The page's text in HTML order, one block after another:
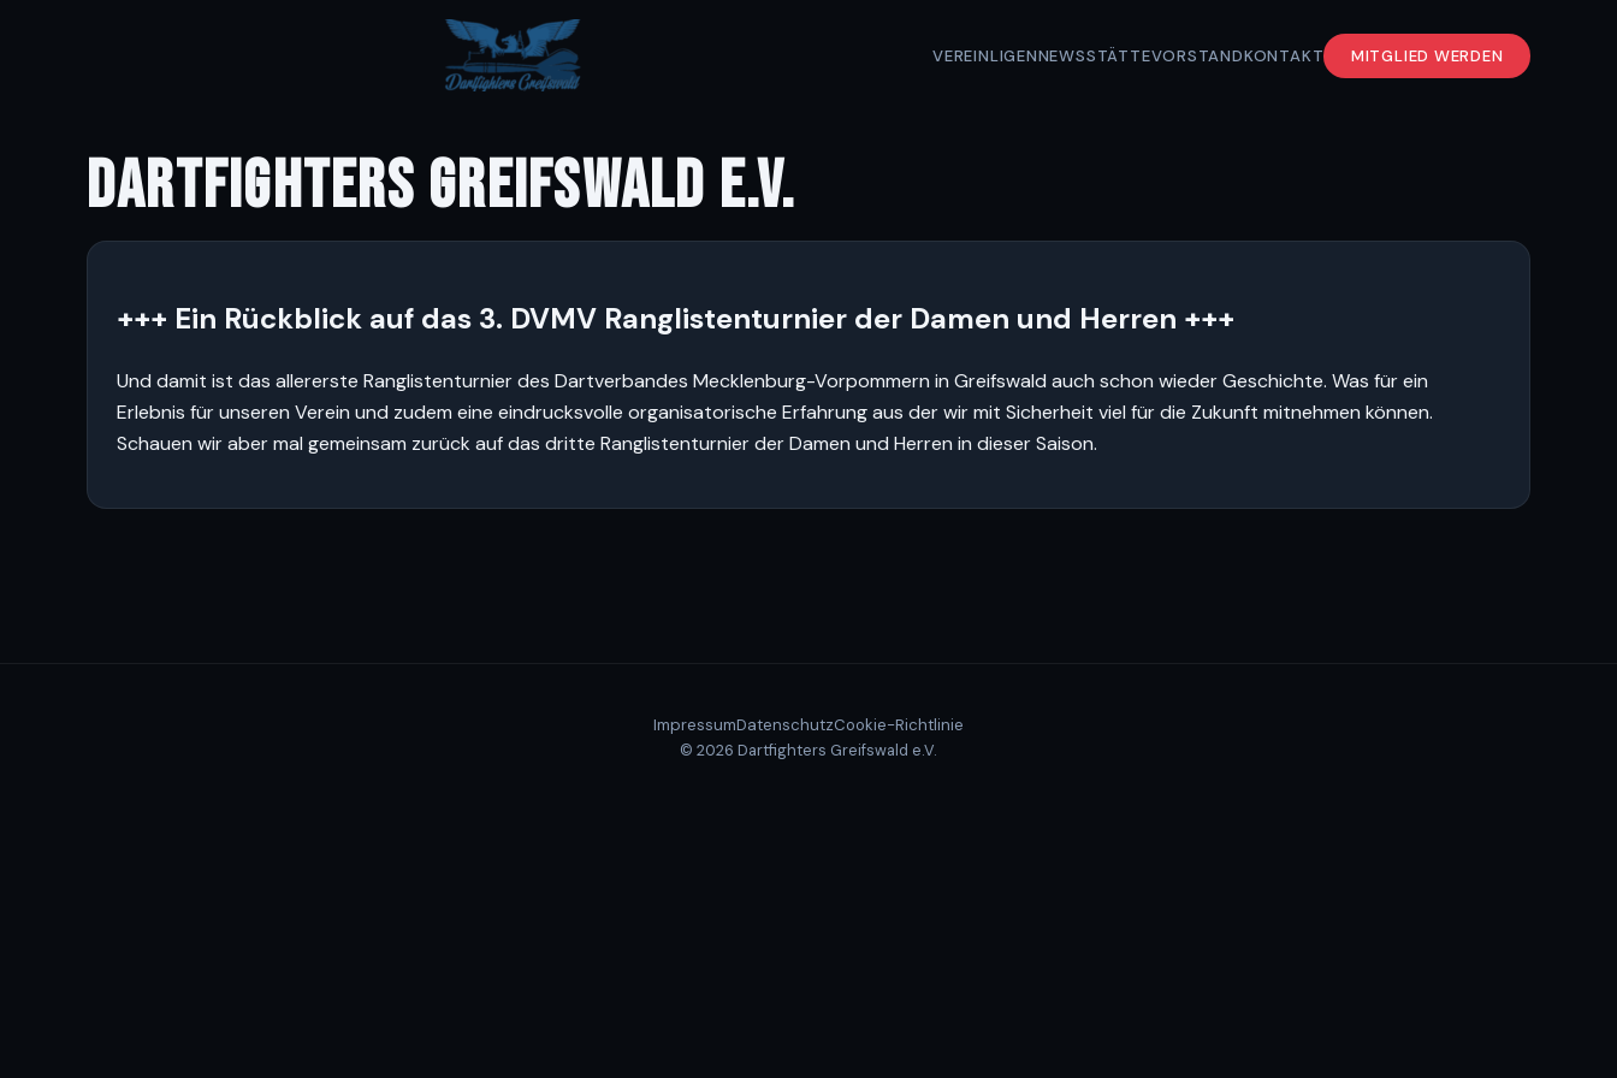
VEREINLIGENNEWSSTÄTTEVORSTANDKONTAKT MITGLIED WERDEN
DARTFIGHTERS GREIFSWALD E.V.
+++ Ein Rückblick auf das 3. DVMV Ranglistenturnier der Damen und Herren +++
Und damit ist das allererste Ranglistenturnier des Dartverbandes Mecklenburg-Vorpommern in Greifswald auch schon wieder Geschichte. Was für ein
Erlebnis für unseren Verein und zudem eine eindrucksvolle organisatorische Erfahrung aus der wir mit Sicherheit viel für die Zukunft mitnehmen können.
Schauen wir aber mal gemeinsam zurück auf das dritte Ranglistenturnier der Damen und Herren in dieser Saison.
ImpressumDatenschutzCookie-Richtlinie
© 2026 Dartfighters Greifswald e.V.